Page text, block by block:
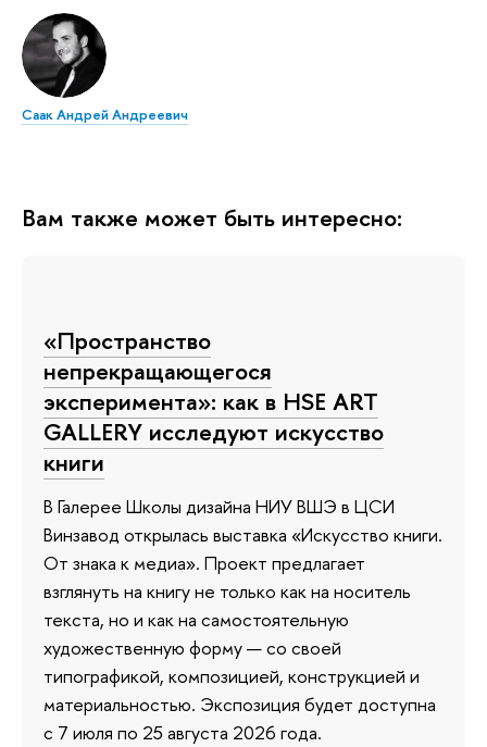
Саак Андрей Андреевич
Вам также может быть интересно:
«Пространство
непрекращающегося
эксперимента»: как в HSE ART
GALLERY исследуют искусство
книги
В Галерее Школы дизайна НИУ ВШЭ в ЦСИ
Винзавод открылась выставка «Искусство книги.
От знака к медиа». Проект предлагает
взглянуть на книгу не только как на носитель
текста, но и как на самостоятельную
художественную форму — со своей
типографикой, композицией, конструкцией и
материальностью. Экспозиция будет доступна
с 7 июля по 25 августа 2026 года.